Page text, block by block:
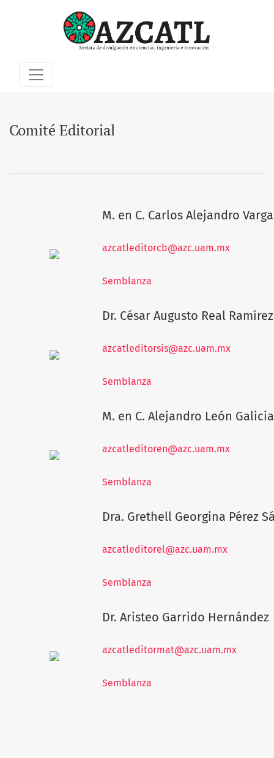
Comité Editorial
Comité Editorial
M. en C. Carlos Alejandro
azcatleditorcb@azc.uam.mx
Semblanza
Dr. César Augusto Real Ramírez
azcatleditorsis@azc.uam.mx
Semblanza
M. en C. Alejandro León
azcatleditoren@azc.uam.mx
Semblanza
Dra. Grethell Georgina Pérez
azcatleditorel@azc.uam.mx
Semblanza
Dr. Aristeo Garrido Hernández
azcatleditormat@azc.uam.mx
Semblanza